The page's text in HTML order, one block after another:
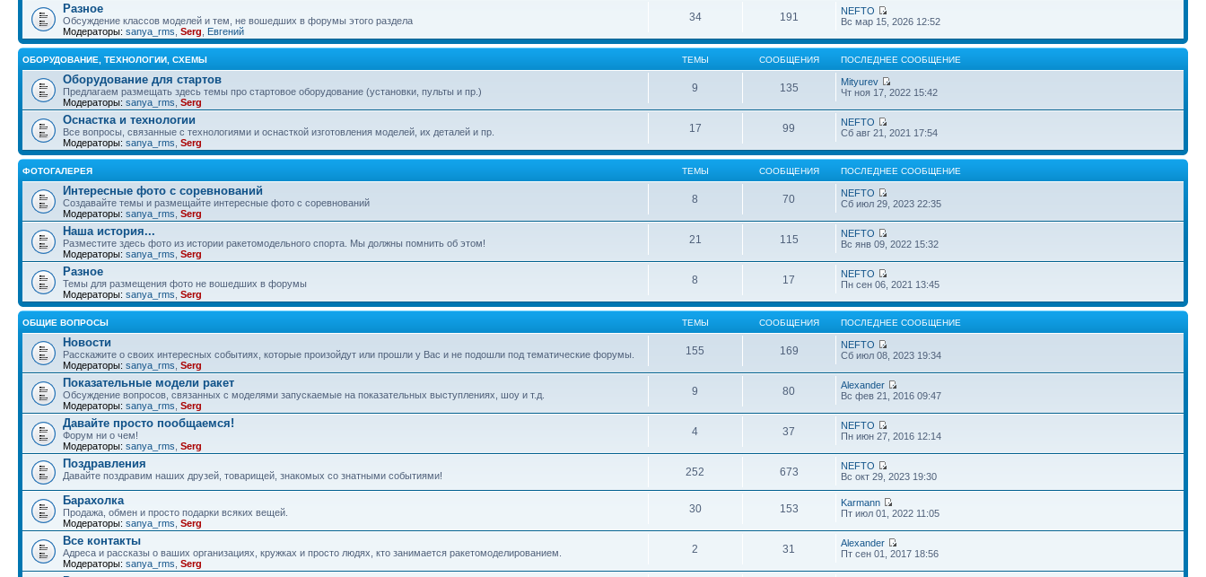
Разное
Обсуждение классов моделей и тем, не вошедших в форумы этого раздела
Модераторы: sanya_rms Serg Евгений
34 191
NEFTO
Вс мар 15, 2026 12:52
ОБОРУДОВАНИЕ, ТЕХНОЛОГИИ, СХЕМЫ ТЕМЫ СООБЩЕНИЯ ПОСЛЕДНЕЕ СООБЩЕНИЕ
Оборудование для стартов
Предлагаем размещать здесь темы про стартовое оборудование (установки, пульты и пр.)
Модераторы: sanya_rms Serg
9 135
Mityurev
Чт ноя 17, 2022 15:42
Оснастка и технологии
Все вопросы, связанные с технологиями и оснасткой изготовления моделей, их деталей и пр.
Модераторы: sanya_rms Serg
17 99
NEFTO
Сб авг 21, 2021 17:54
ФОТОГАЛЕРЕЯ ТЕМЫ СООБЩЕНИЯ ПОСЛЕДНЕЕ СООБЩЕНИЕ
Интересные фото с соревнований
Создавайте темы и размещайте интересные фото с соревнований
Модераторы: sanya_rms Serg
8 70
NEFTO
Сб июл 29, 2023 22:35
Наша история...
Разместите здесь фото из истории ракетомодельного спорта. Мы должны помнить об этом!
Модераторы: sanya_rms Serg
21 115
NEFTO
Вс янв 09, 2022 15:32
Разное
Темы для размещения фото не вошедших в форумы
Модераторы: sanya_rms Serg
8 17
NEFTO
Пн сен 06, 2021 13:45
ОБЩИЕ ВОПРОСЫ ТЕМЫ СООБЩЕНИЯ ПОСЛЕДНЕЕ СООБЩЕНИЕ
Новости
Расскажите о своих интересных событиях, которые произойдут или прошли у Вас и не подошли под тематические форумы.
Модераторы: sanya_rms Serg
155 169
NEFTO
Сб июл 08, 2023 19:34
Показательные модели ракет
Обсуждение вопросов, связанных с моделями запускаемые на показательных выступлениях, шоу и т.д.
Модераторы: sanya_rms Serg
9 80
Alexander
Вс фев 21, 2016 09:47
Давайте просто пообщаемся!
Форум ни о чем!
Модераторы: sanya_rms Serg
4 37
NEFTO
Пн июн 27, 2016 12:14
Поздравления
Давайте поздравим наших друзей, товарищей, знакомых со знатными событиями! 252 673
NEFTO
Вс окт 29, 2023 19:30
Барахолка
Продажа, обмен и просто подарки всяких вещей.
Модераторы: sanya_rms Serg
30 153
Karmann
Пт июл 01, 2022 11:05
Все контакты
Адреса и рассказы о ваших организациях, кружках и просто людях, кто занимается ракетомоделированием.
Модераторы: sanya_rms Serg
2 31
Alexander
Пт сен 01, 2017 18:56